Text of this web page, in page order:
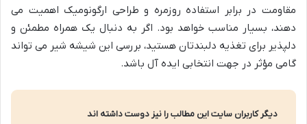
مقاومت در برابر استفاده روزمره و طراحی ارگونومیک اهمیت می
دهند، بسیار مناسب خواهد بود. اگر به دنبال یک همراه مطمئن و
دلپذیر برای تغذیه دلبندتان هستید، بررسی این شیشه شیر می تواند
گامی مؤثر در جهت انتخابی ایده آل باشد.
دیگر کاربران سایت این مطالب را نیز دوست داشته اند